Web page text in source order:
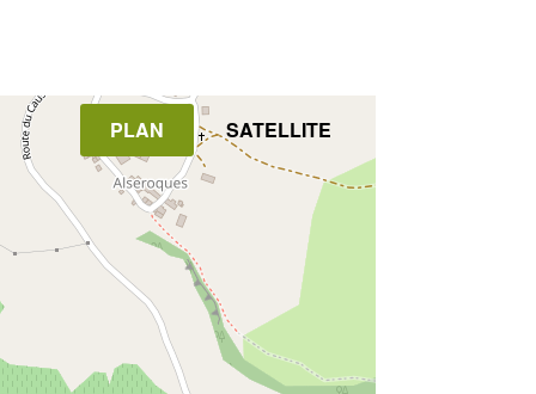
PLAN SATELLITE